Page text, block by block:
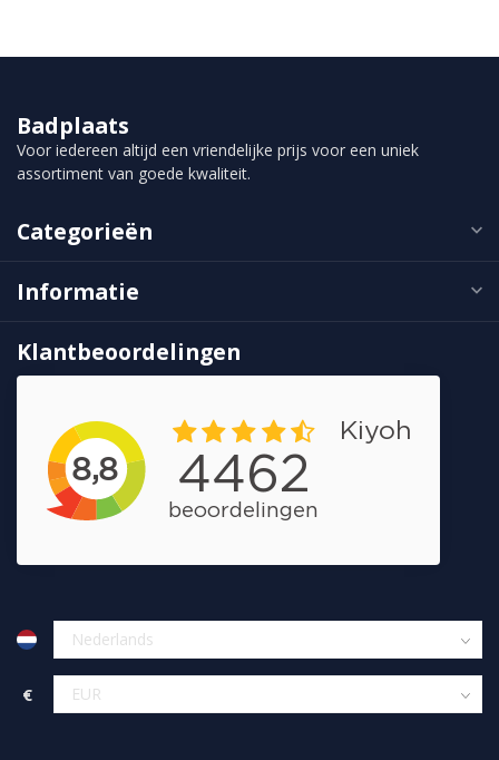
Badplaats
Voor iedereen altijd een vriendelijke prijs voor een uniek
assortiment van goede kwaliteit.
Categorieën
Informatie
Klantbeoordelingen
€